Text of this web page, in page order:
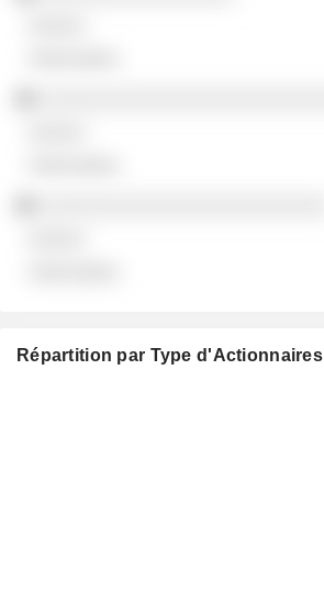
Répartition par Type d'Actionnaires